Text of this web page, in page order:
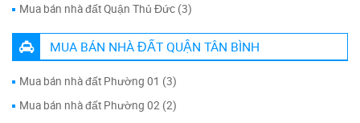
Mua bán nhà đất Quận Thủ Đức (3)
MUA BÁN NHÀ ĐẤT QUẬN TÂN BÌNH
Mua bán nhà đất Phường 01 (3)
Mua bán nhà đất Phường 02 (2)